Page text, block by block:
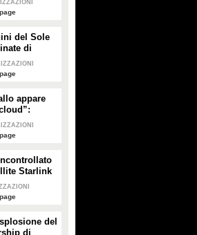
alle
del Sole
di
appare
e raro
Starlink
e
del
di